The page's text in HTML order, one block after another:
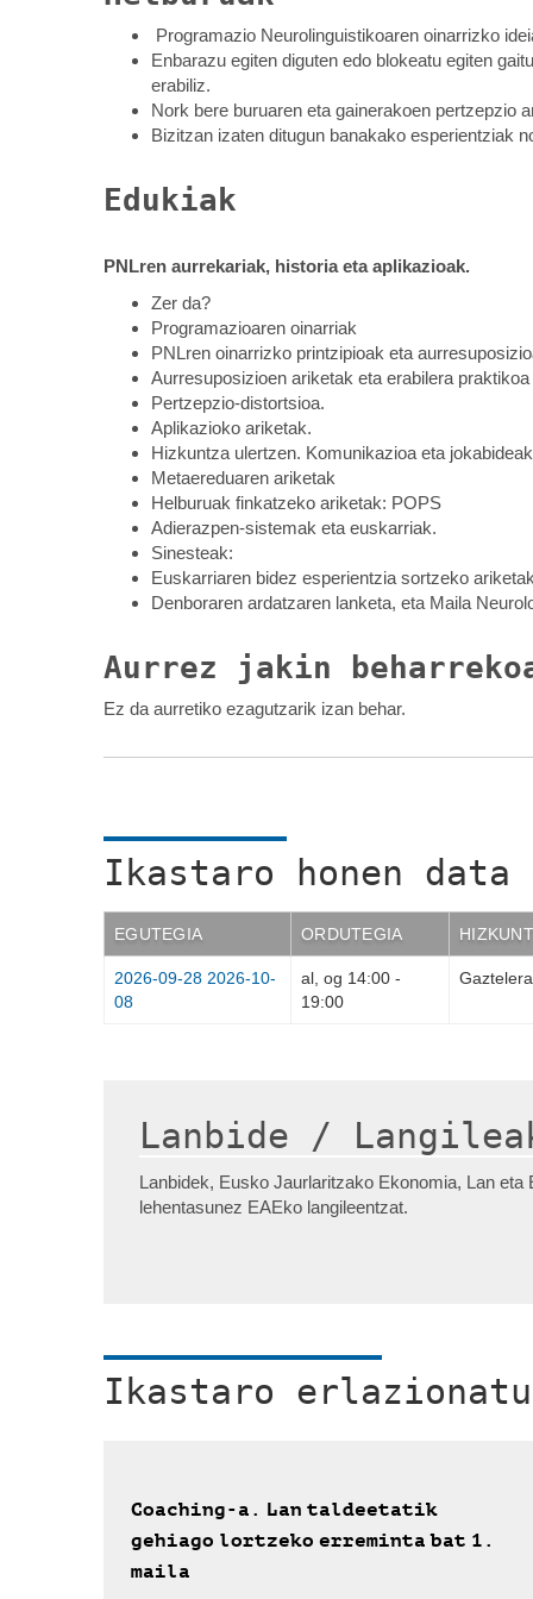
Programazio Neurolinguistikoaren oinarrizko
Enbarazu egiten diguten edo blokeatu egiten
erabiliz.
Nork bere buruaren eta gainerakoen pertzepzio
Bizitzan izaten ditugun banakako esperientziak
Edukiak
PNLren aurrekariak, historia eta aplikazioak.
Zer da?
Programazioaren oinarriak
PNLren oinarrizko printzipioak eta
Aurresuposizioen ariketak eta erabilera praktikoa
Pertzepzio-distortsioa.
Aplikazioko ariketak.
Hizkuntza ulertzen. Komunikazioa eta jokabideak
Metaereduaren ariketak
Helburuak finkatzeko ariketak: POPS
Adierazpen-sistemak eta euskarriak.
Sinesteak:
Euskarriaren bidez esperientzia sortzeko ariketak
Denboraren ardatzaren lanketa, eta Maila
Aurrez jakin
Ez da aurretiko ezagutzarik izan behar.
Ikastaro honen data
EGUTEGIA ORDUTEGIA
2026-09-28 2026-10-
08
al, og 14:00 -
19:00
Lanbide /
Lanbidek, Eusko Jaurlaritzako Ekonomia, Lan
lehentasunez EAEko langileentzat.
Ikastaro
Coaching-a. Lan taldeetatik
gehiago lortzeko erreminta bat 1.
maila